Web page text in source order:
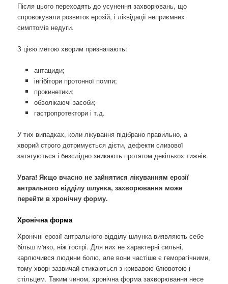
Після цього переходять до усунення захворювань, що
спровокували розвиток ерозій, і ліквідації неприємних
симптомів недуги.
З цією метою хворим призначають:
антациди;
інгібітори протонної помпи;
прокинетики;
обволікаючі засоби;
гастропротектори і т.д.
У тих випадках, коли лікування підібрано правильно, а
хворий строго дотримується дієти, дефекти слизової
затягуються і безслідно зникають протягом декількох тижнів.
Увага! Якщо вчасно не зайнятися лікуванням ерозії
антрального відділу шлунка, захворювання може
перейти в хронічну форму.
Хронічна форма
Хронічні ерозії антрального відділу шлунка виявляють себе
більш м'яко, ніж гострі. Для них не характерні сильні,
карлючився людини болю, але вони частіше є геморагічними,
тому хворі зазвичай стикаються з кривавою блювотою і
стільцем. Таким чином, хронічна форма захворювання несе